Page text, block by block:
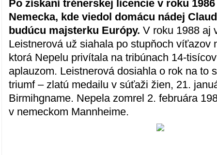
Po získaní trénerskej licencie v roku
Nemecka, kde viedol domácu nádej
budúcu majsterku Európy.V roku 1988 aj
Leistnerová už siahala po stupňoch víťazov
ktorá Nepelu privítala na tribúnach 14-
aplauzom. Leistnerová dosiahla o rok na to
triumf – zlatú medailu v súťaži žien, 21.
Birmihgname. Nepela zomrel 2. februára
v nemeckom Mannheime.